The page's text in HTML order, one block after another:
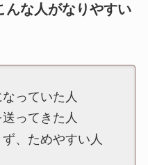
な人がなりやすい
っていた人
ってきた人
、ためやすい人